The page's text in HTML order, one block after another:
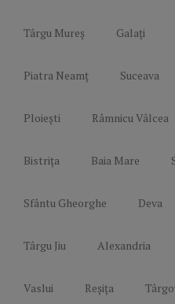
Târgu Mureș Galați
Piatra Neamț Suceava
Ploiești Râmnicu Vâlcea
Bistrița Baia Mare
Sfântu Gheorghe Deva
Târgu Jiu Alexandria
Vaslui Reșița